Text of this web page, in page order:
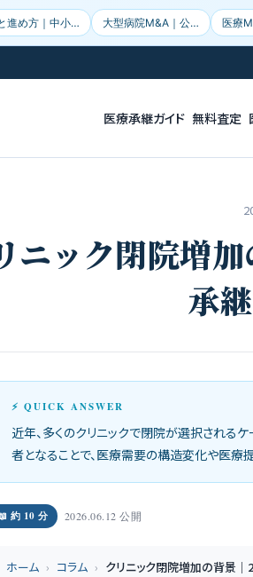
進め方｜中小… 大型病院M&A｜公… 医療
医療承継ガイド 無料査定
ニック閉院増
承
⚡ QUICK ANSWER
近年、多くのクリニックで閉院が選択される
者となることで、医療需要の構造変化や医
約 10 分 2026.06.12 公開
ホーム › コラム › クリニック閉院増加の背景